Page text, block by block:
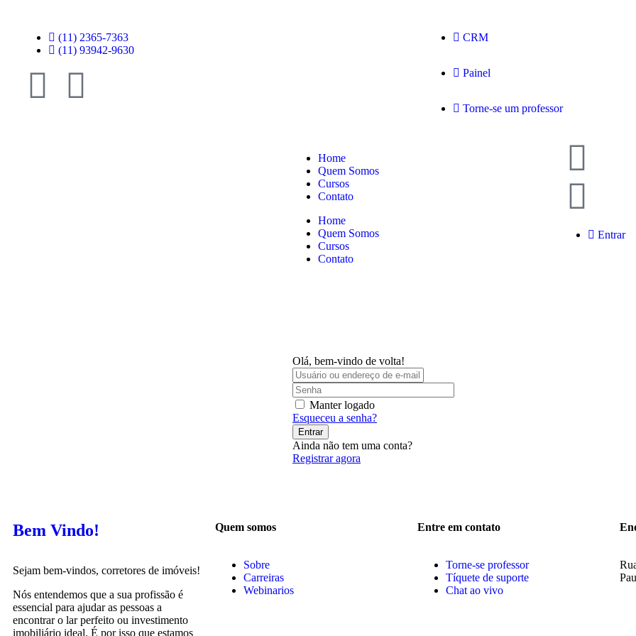
(11) 2365-7363
(11) 93942-9630
CRM
Painel
Torne-se um professor
Home
Quem Somos
Cursos
Contato
Home
Quem Somos
Cursos
Contato
Entrar
Olá, bem-vindo de volta!
Manter logado
Esqueceu a senha?
Entrar
Ainda não tem uma conta?
Registrar agora
Bem Vindo!
Sejam bem-vindos, corretores de imóveis!
Nós entendemos que a sua profissão é
essencial para ajudar as pessoas a
encontrar o lar perfeito ou investimento
imobiliário ideal. É por isso que estamos
Quem somos
Sobre
Carreiras
Webinarios
Entre em contato
Torne-se professor
Tíquete de suporte
Chat ao vivo